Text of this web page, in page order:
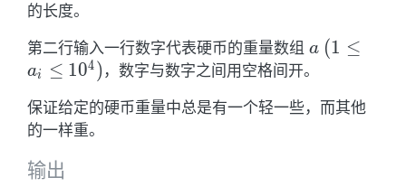
\leq
10^4)
的长度。
第二行输入一行数字代表硬币的重量数组 a \ (1
\leq
a (1 ≤
ai ≤ 104) ，数字与数字之间用空格间开。
保证给定的硬币重量中总是有一个轻一些，而其他
的一样重。
输出